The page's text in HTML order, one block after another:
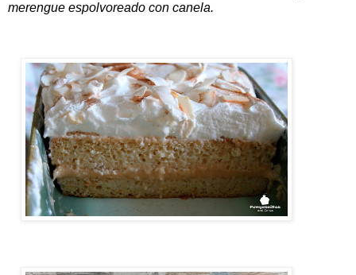
merengue espolvoreado con canela.